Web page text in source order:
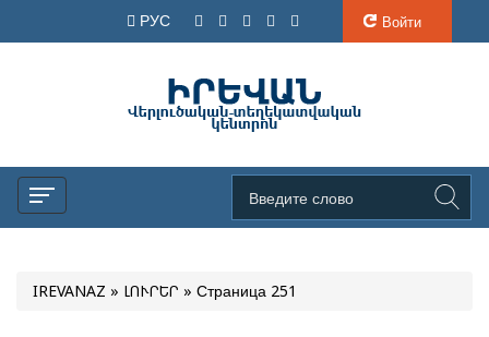
РУС Войти
IREVANAZ » ԼՈՒՐԵՐ » Страница 251